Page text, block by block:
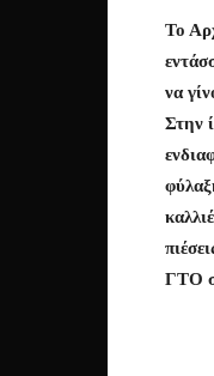
Το
να
Στην
ΓΤΟ